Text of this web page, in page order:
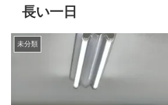
長い一日
未分類